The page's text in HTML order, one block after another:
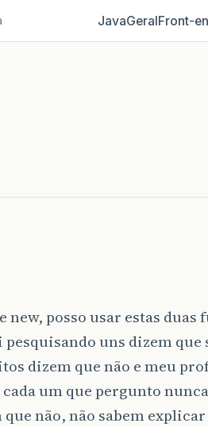
JavaGeral
posso usar estas duas
uns dizem
dizem que não e meu
um que pergunto
não, não sabem